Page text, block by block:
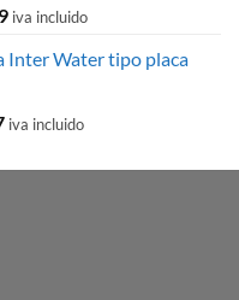
El
actual
$29,103.19.
iva incluido
Inter Water tipo placa
Rango
precios:
iva incluido